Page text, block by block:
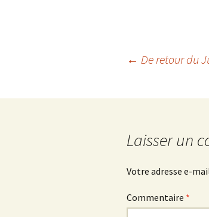
Navigation
des
← De retour du
Laisser un
Votre adresse e-
Commentaire *